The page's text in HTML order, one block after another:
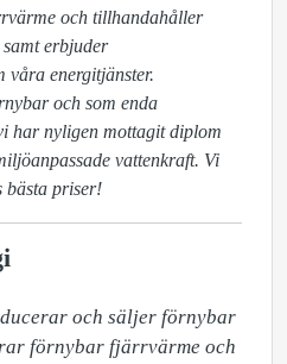
och tillhandahåller
erbjuder
våra energitjänster.
och som enda
har nyligen mottagit diplom
vattenkraft. Vi
bästa priser!
och säljer förnybar
förnybar fjärrvärme och